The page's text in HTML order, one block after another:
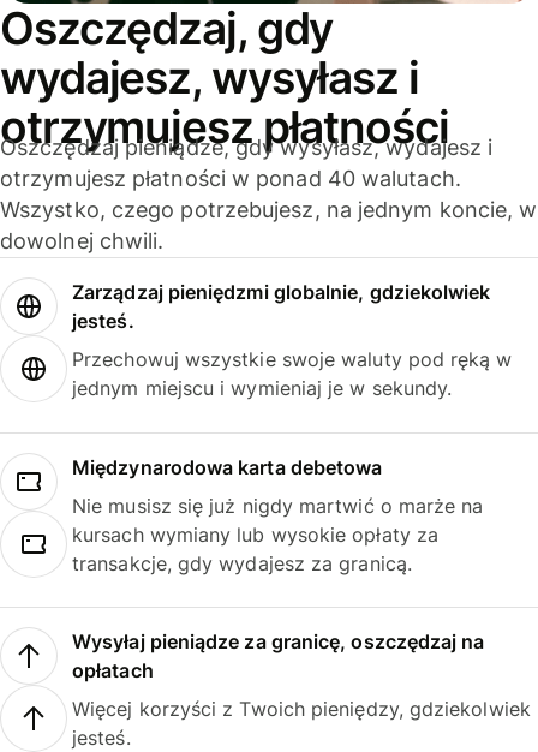
Oszczędzaj, gdy
wydajesz, wysyłasz i
otrzymujesz płatności
Oszczędzaj pieniądze, gdy wysyłasz, wydajesz i
otrzymujesz płatności w ponad 40 walutach.
Wszystko, czego potrzebujesz, na jednym koncie, w
dowolnej chwili.
Zarządzaj pieniędzmi globalnie, gdziekolwiek
jesteś.
Przechowuj wszystkie swoje waluty pod ręką w
jednym miejscu i wymieniaj je w sekundy.
Międzynarodowa karta debetowa
Nie musisz się już nigdy martwić o marże na
kursach wymiany lub wysokie opłaty za
transakcje, gdy wydajesz za granicą.
Wysyłaj pieniądze za granicę, oszczędzaj na
opłatach
Więcej korzyści z Twoich pieniędzy, gdziekolwiek
jesteś.